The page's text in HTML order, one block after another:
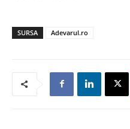
SURSA Adevarul.ro